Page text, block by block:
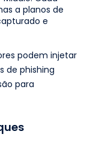
a planos de
e
podem injetar
de phishing
para